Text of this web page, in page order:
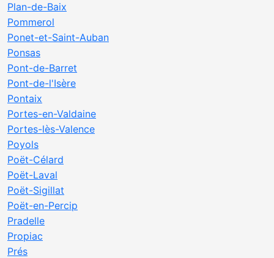
Plan-de-Baix
Pommerol
Ponet-et-Saint-Auban
Ponsas
Pont-de-Barret
Pont-de-l'Isère
Pontaix
Portes-en-Valdaine
Portes-lès-Valence
Poyols
Poët-Célard
Poët-Laval
Poët-Sigillat
Poët-en-Percip
Pradelle
Propiac
Prés